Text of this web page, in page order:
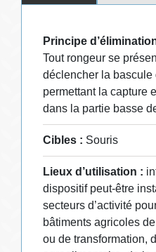
Principe
Tout rongeur se
déclencher la bascule
permettant la capture
dans la partie basse
Cibles : Souris
Lieux d’utilisation :
dispositif peut-être
secteurs d’activité
bâtiments agricoles
ou de transformation,